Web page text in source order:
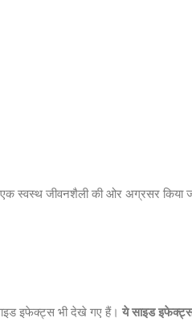
स्वस्थ जीवनशैली की ओर अग्रसर किया
इफेक्ट्स भी देखे गए हैं। ये साइड इफेक्ट्स